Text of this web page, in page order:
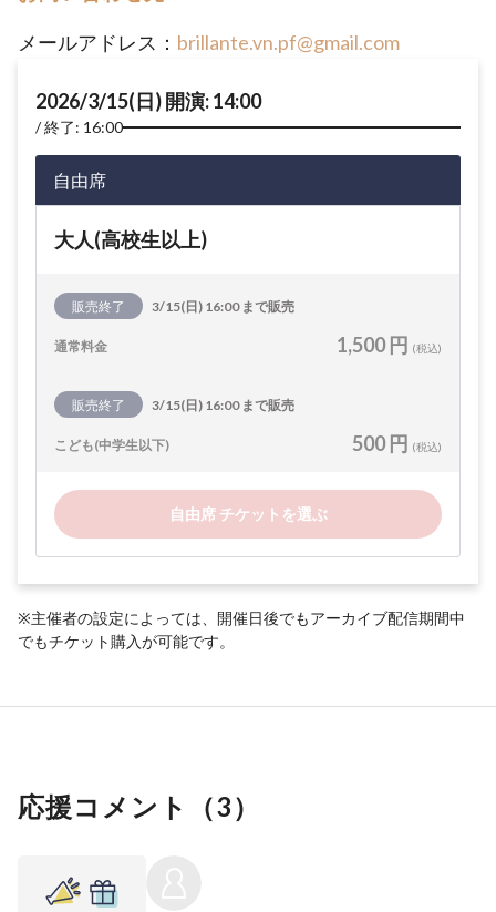
メールアドレス： brillante.vn.pf@gmail.com
2026/3/15(日) 開演: 14:00
終了: 16:00
自由席
大人(高校生以上)
販売終了 3/15(日) 16:00 まで販売
通常料金 1,500 円 (税込)
販売終了 3/15(日) 16:00 まで販売
こども(中学生以下) 500 円 (税込)
自由席 チケットを選ぶ
※主催者の設定によっては、開催日後でもアーカイブ配信期間中
でもチケット購入が可能です。
応援コメント（3）